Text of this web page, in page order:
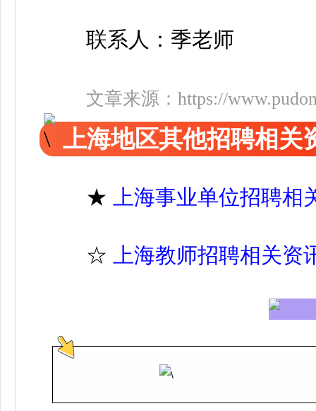
联系人：季老师
文章来源： https://
上海地区其他招聘相关
★ 上海事业单位招聘相
☆ 上海教师招聘相关资